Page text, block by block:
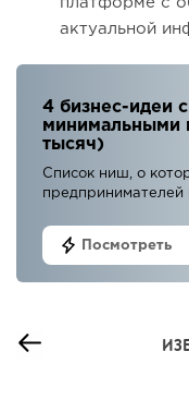
платформе с
актуальной
4 бизнес-идеи
минимальными
тысяч)
Список ниш, о
предпринимателей
Посмотреть